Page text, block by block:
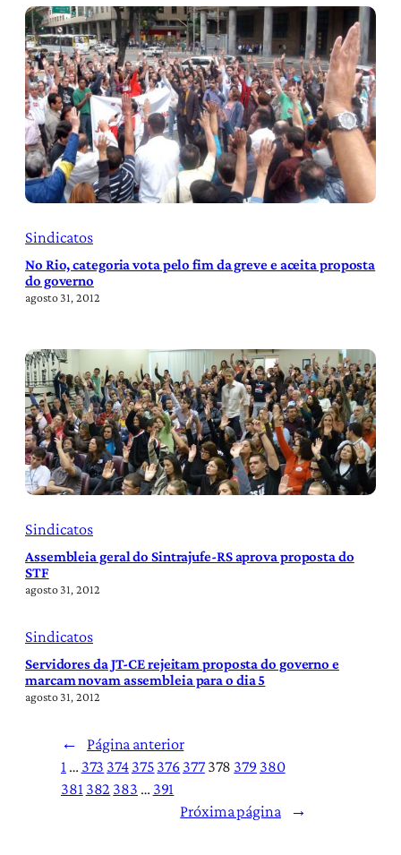
Sindicatos
No Rio, categoria vota pelo fim da greve e aceita proposta
do governo
agosto 31, 2012
Sindicatos
Assembleia geral do Sintrajufe-RS aprova proposta do
STF
agosto 31, 2012
Sindicatos
Servidores da JT-CE rejeitam proposta do governo e
marcam novam assembleia para o dia 5
agosto 31, 2012
←
Página anterior
1 … 373 374375376377 378 379 380
381 382 383 … 391
Próxima página
→